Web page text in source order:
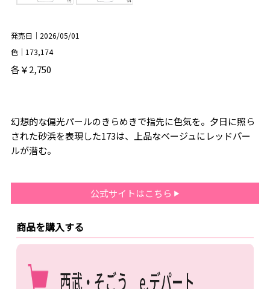
発売日｜2026/05/01
色｜173,174
各￥2,750
幻想的な偏光パールのきらめきで指先に色気を。夕日に照ら
された砂浜を表現した173は、上品なベージュにレッドパー
ルが潜む。
公式サイトはこちら
商品を購入する